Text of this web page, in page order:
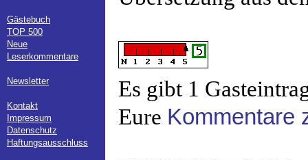
Gästebuch
TOP 500
Neue
Leserkommentare
Newsletter
Kontakt
Impressum
Datenschutz
Haftungsausschluss
Es gibt 1
Eure Kommentare